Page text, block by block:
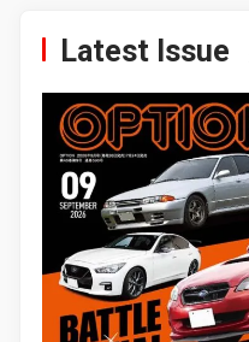
Latest Issue